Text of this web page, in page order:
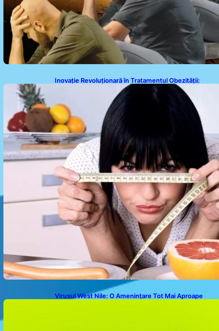
Inovație Revoluționară în Tratamentul Obezității:
Gastroplastie Endoscopică fără Bisturiu
Virusul West Nile: O Amenințare Tot Mai Aproape